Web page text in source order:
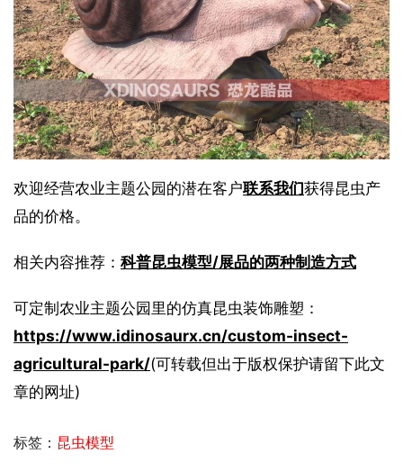
欢迎经营农业主题公园的潜在客户联系我们获得昆虫产
品的价格。
相关内容推荐： 科普昆虫模型/展品的两种制造方式
可定制农业主题公园里的仿真昆虫装饰雕塑：
https://www.idinosaurx.cn/custom-insect-
agricultural-park/(可转载但出于版权保护请留下此文
章的网址)
标签： 昆虫模型